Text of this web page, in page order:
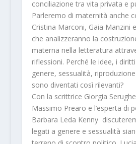
conciliazione tra vita privata e
Parleremo di maternità anche
Cristina Marconi, Gaia Manzini e
che analizzeranno la
materna nella letteratura
riflessioni. Perché le idee, i
genere, sessualità,
sono diventati così rilevanti?
Con la scrittrice Giorgia
Massimo Prearo e l’esperta di
Barbara Leda Kenny
legati a genere e sessualità